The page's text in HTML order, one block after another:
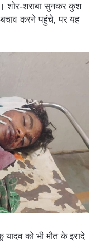
शोर-शराबा सुनकर कुश
करने पहुंचे, पर यह
को भी मौत के इरादे